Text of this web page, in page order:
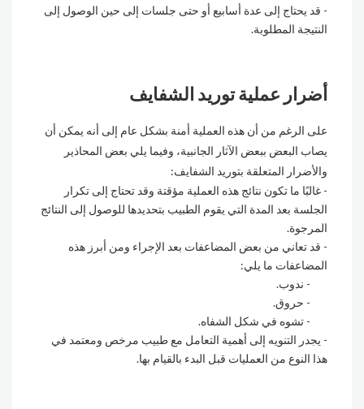
قد يحتاج إلى عدة أسابيع أو حتى جلسات إلى حين الوصول إلى
النتيجة المطلوبة.
أضرار عملية توريد الشفايف
على الرغم من أن هذه العملية أمنة بشكل عام إلى أنه يمكن أن
يصاب البعض ببعض الآثار الجانبية، وفيما يلي بعض المحاذير
والأضرار المتعلقة بتوريد الشفايف:
غالبًا ما تكون نتائج هذه العملية مؤقتة وقد تحتاج إلى تكرار
الجلسة بعد المدة التي يقوم الطبيب بتحديدها للوصول إلى النتائج
المرجوة.
قد تعاني من بعض المضاعفات بعد الإجراء ومن أبرز هذه
المضاعفات ما يلي:
ندوب.
حروق.
تشوه في شكل الشفاه.
يجدر التنويه إلى أهمية التعامل مع طبيب مرخص ومعتمد في
هذا النوع من العمليات قبل البدء بالقيام بها.